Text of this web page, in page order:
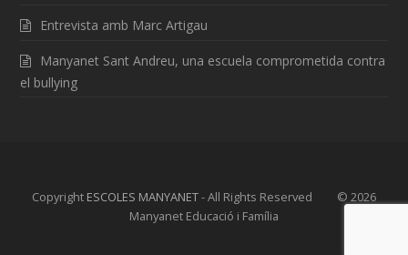
Entrevista amb Marc Artigau
Manyanet Sant Andreu, una escuela comprometida contra
el bullying
Copyright ESCOLES MANYANET- All Rights Reserved © 2026
Manyanet Educació i Família